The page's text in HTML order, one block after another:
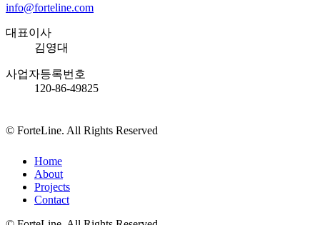
info@forteline.com
대표이사
김영대
사업자등록번호
120-86-49825
© ForteLine. All Rights Reserved
Close
Menu
Home
About
Projects
Contact